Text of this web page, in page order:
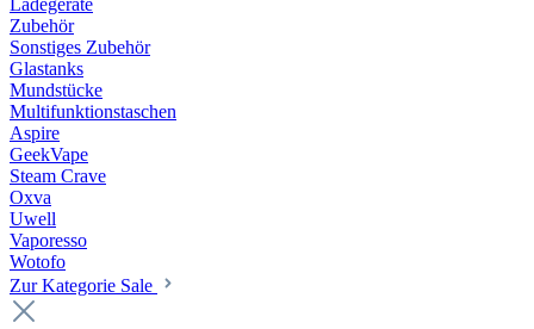
Ladegeräte
Zubehör
Sonstiges Zubehör
Glastanks
Mundstücke
Multifunktionstaschen
Aspire
GeekVape
Steam Crave
Oxva
Uwell
Vaporesso
Wotofo
Zur Kategorie Sale